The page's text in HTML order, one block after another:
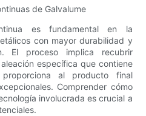
de Galvalume
es fundamental en la
con mayor durabilidad y
El proceso implica recubrir
específica que contiene
al producto final
Comprender cómo
involucrada es crucial a